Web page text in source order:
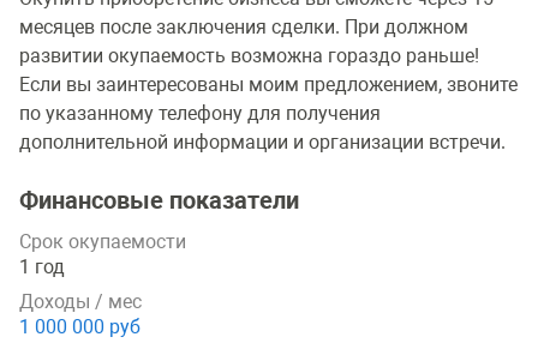
месяцев после заключения сделки. При должном
развитии окупаемость возможна гораздо раньше!
Если вы заинтересованы моим предложением, звоните
по указанному телефону для получения
дополнительной информации и организации встречи.
Финансовые показатели
Срок окупаемости
1 год
Доходы / мес
1 000 000 руб